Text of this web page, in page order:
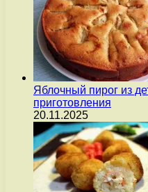
Яблочный пирог из
приготовления
20.11.2025